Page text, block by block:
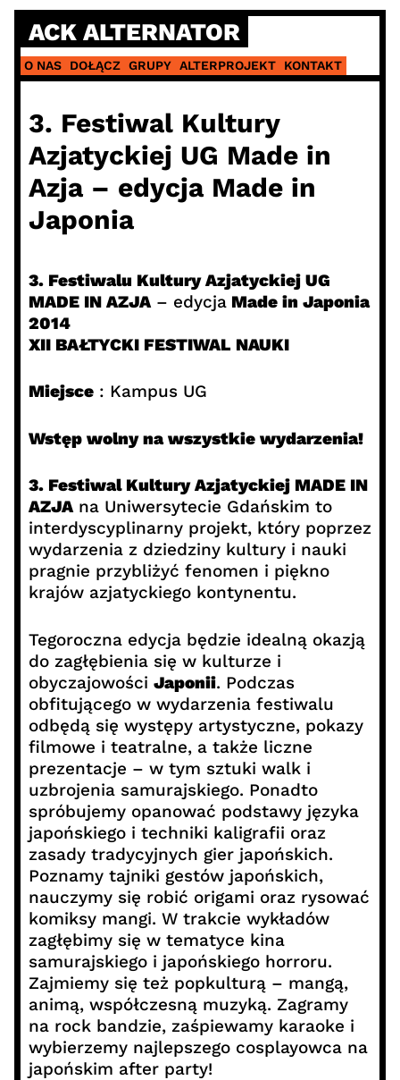
Skip
content
ACK ALTERNATOR
O NAS DOŁĄCZ GRUPY ALTERPROJEKT KONTAKT
3. Festiwal Kultury
Azjatyckiej UG Made in
Azja – edycja Made in
Japonia
3. Festiwalu Kultury Azjatyckiej UG
MADE IN AZJA– edycjaMade in Japonia
2014
XII BAŁTYCKI FESTIWAL NAUKI
Miejsce: Kampus UG
Wstęp wolny na wszystkie wydarzenia!
3. Festiwal Kultury Azjatyckiej MADE IN
AZJAna Uniwersytecie Gdańskim to
interdyscyplinarny projekt, który poprzez
wydarzenia z dziedziny kultury i nauki
pragnie przybliżyć fenomen i piękno
krajów azjatyckiego kontynentu.
Tegoroczna edycja będzie idealną okazją
do zagłębienia się w kulturze i
obyczajowości Japonii. Podczas
obfitującego w wydarzenia festiwalu
odbędą się występy artystyczne, pokazy
filmowe i teatralne, a także liczne
prezentacje – w tym sztuki walk i
uzbrojenia samurajskiego. Ponadto
spróbujemy opanować podstawy języka
japońskiego i techniki kaligrafii oraz
zasady tradycyjnych gier japońskich.
Poznamy tajniki gestów japońskich,
nauczymy się robić origami oraz rysować
komiksy mangi. W trakcie wykładów
zagłębimy się w tematyce kina
samurajskiego i japońskiego horroru.
Zajmiemy się też popkulturą – mangą,
animą, współczesną muzyką. Zagramy
na rock bandzie, zaśpiewamy karaoke i
wybierzemy najlepszego cosplayowca na
japońskim after party!